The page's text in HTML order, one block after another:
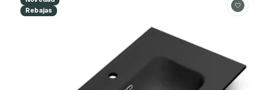
Rebajas